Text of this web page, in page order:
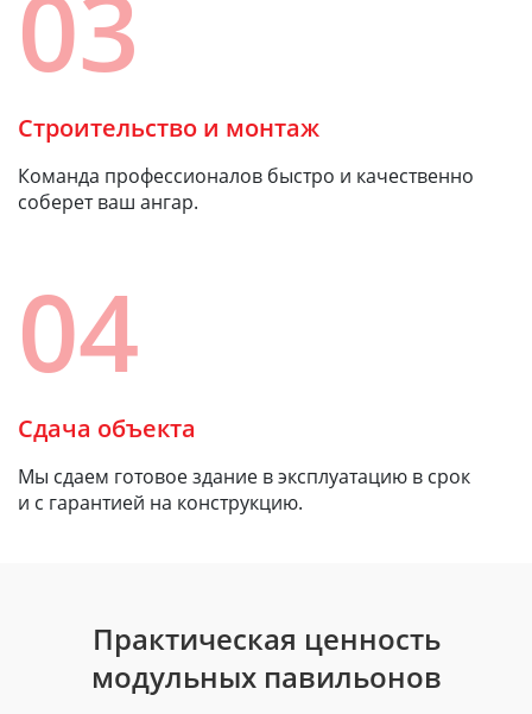
03
Строительство и монтаж
Команда профессионалов быстро и качественно
соберет ваш ангар.
04
Сдача объекта
Мы сдаем готовое здание в эксплуатацию в срок
и с гарантией на конструкцию.
Практическая ценность
модульных павильонов